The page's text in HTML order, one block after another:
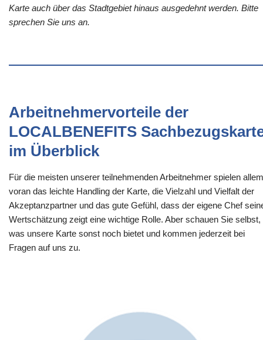
Karte auch über das Stadtgebiet hinaus ausgedehnt werden. Bitte
sprechen Sie uns an.
Arbeitnehmervorteile der
LOCALBENEFITS
im Überblick
Für die meisten unserer teilnehmenden Arbeitnehmer spielen allem
voran das leichte Handling der Karte, die Vielzahl und Vielfalt der
Akzeptanzpartner und das gute Gefühl, dass der eigene Chef
Wertschätzung zeigt eine wichtige Rolle. Aber schauen Sie selbst,
was unsere Karte sonst noch bietet und kommen jederzeit bei
Fragen auf uns zu.